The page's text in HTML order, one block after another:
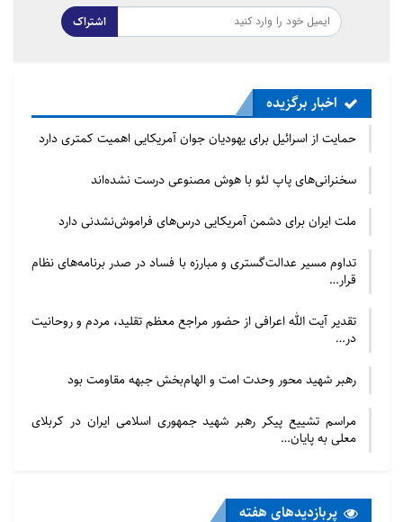
اشتراک
اخبار برگزیده
حمایت از اسرائیل برای یهودیان جوان آمریکایی اهمیت کمتری دارد
سخنرانی‌های پاپ لئو با هوش مصنوعی درست نشده‌اند
ملت ایران برای دشمن آمریکایی درس‌های فراموش‌نشدنی دارد
تداوم مسیر عدالت‌گستری و مبارزه با فساد در صدر برنامه‌های نظام
قرار…
تقدیر آیت الله اعرافی از حضور مراجع معظم تقلید، مردم و روحانیت
در…
رهبر شهید محور وحدت امت و الهام‌بخش جبهه مقاومت بود
مراسم تشییع پیکر رهبر شهید جمهوری اسلامی ایران در کربلای
معلی به پایان…
پربازدید‌های هفته